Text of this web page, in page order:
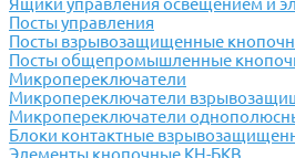
Ящики управления освещением и
Посты управления
Посты взрывозащищенные
Посты общепромышленные
Микропереключатели
Микропереключатели
Микропереключатели
Блоки контактные
Элементы кнопочные КН-БКВ